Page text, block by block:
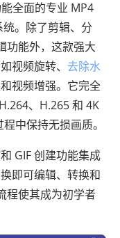
全面的专业 MP4
。除了剪辑、分
功能外，这款强大
视频旋转、 去除水
视频增强。它完全
、H.265 和 4K
中保持无损画质。
GIF 创建功能集成
即可编辑、转换和
程使其成为初学者